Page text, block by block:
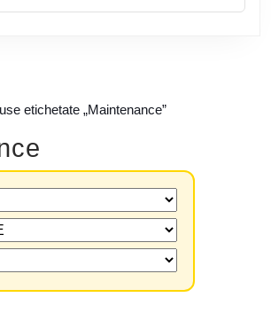
etichetate „Maintenance”